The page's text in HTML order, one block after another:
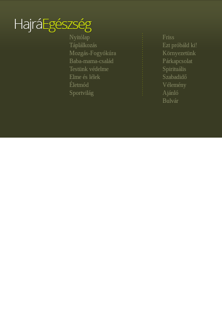
Nyitólap
Táplálkozás
Mozgás-Fogyókúra
Baba-mama-család
Testünk védelme
Elme és lélek
Életmód
Sportvilág
Friss
Ezt próbáld ki!
Környezetünk
Párkapcsolat
Spirituális
Szabadidő
Vélemény
Ajánló
Bulvár